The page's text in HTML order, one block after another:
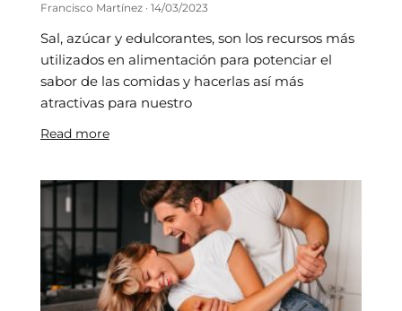
Francisco Martínez 14/03/2023
Sal, azúcar y edulcorantes, son los recursos más
utilizados en alimentación para potenciar el
sabor de las comidas y hacerlas así más
atractivas para nuestro
Read more